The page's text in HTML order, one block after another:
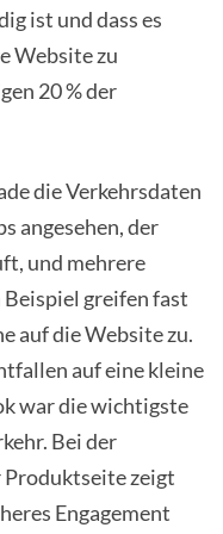
ist und dass es
Website zu
20 % der
die Verkehrsdaten
angesehen, der
und mehrere
greifen fast
auf die Website zu.
auf eine kleine
war die wichtigste
Bei der
zeigt
Engagement